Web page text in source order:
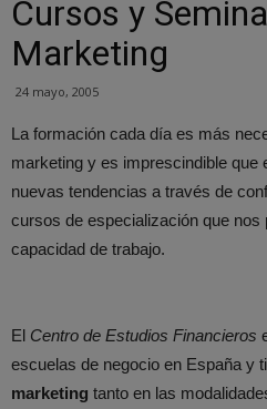
Cursos y
Marketing
24 mayo, 2005
La formación cada día es más
marketing y es imprescindible que
nuevas tendencias a través de
cursos de especialización que nos
capacidad de trabajo.
El Centro de Estudios Financieros
escuelas de negocio en España y
marketing tanto en las